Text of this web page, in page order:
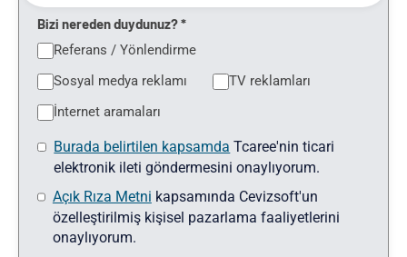
Bizi nereden duydunuz? *
Referans / Yönlendirme
Sosyal medya reklamı
TV reklamları
İnternet aramaları
Burada belirtilen kapsamda Tcaree'nin ticari
elektronik ileti göndermesini onaylıyorum.
Açık Rıza Metni kapsamında Cevizsoft'un
özelleştirilmiş kişisel pazarlama faaliyetlerini
onaylıyorum.